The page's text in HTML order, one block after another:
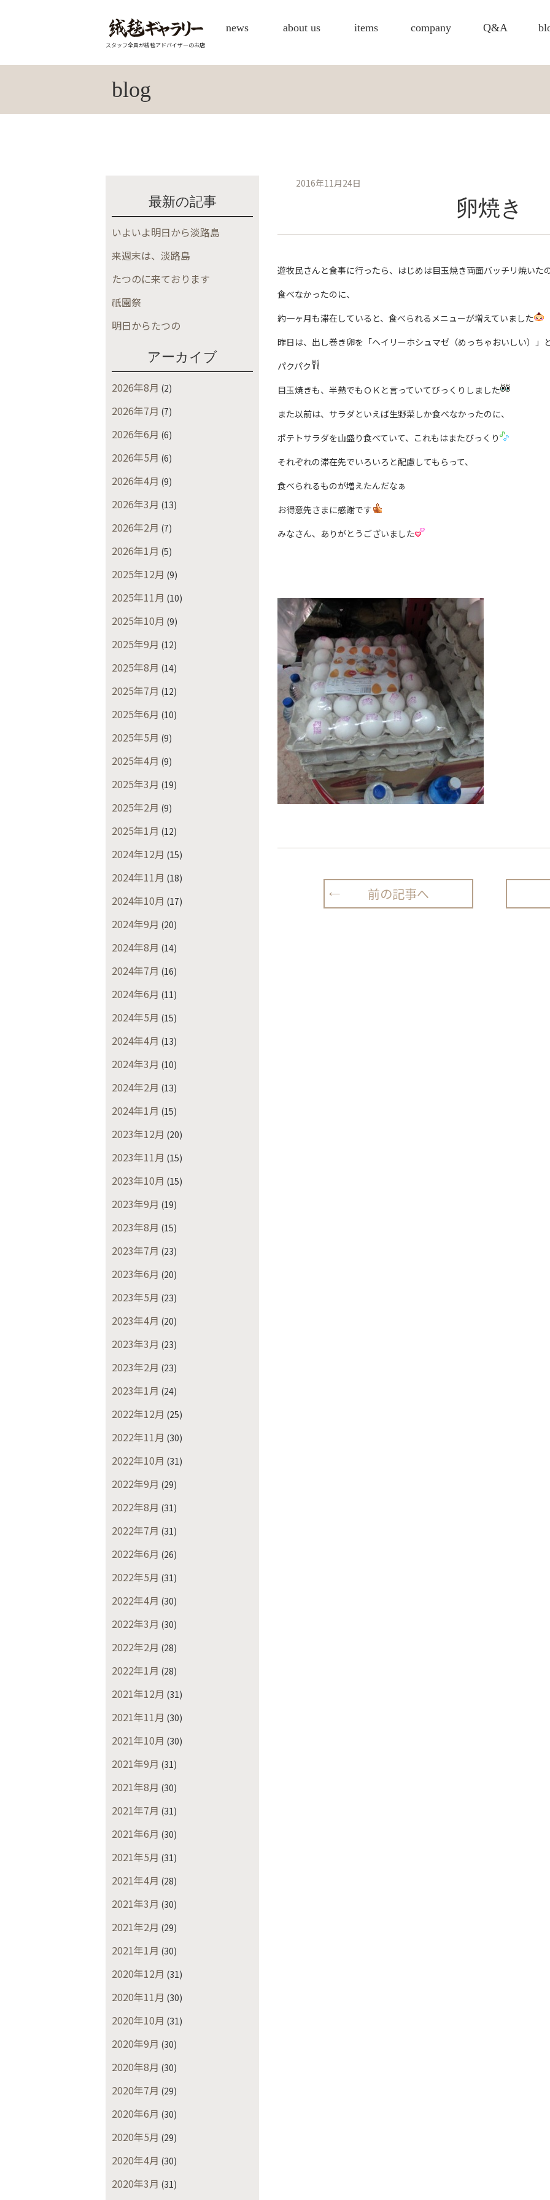
スタッフ全員が絨毯アドバイザーのお店
news about us items company Q&A
blog
最新の記事
いよいよ明日から淡路島
来週末は、淡路島
たつのに来ております
祇園祭
明日からたつの
アーカイブ
2026年8月 (2)
2026年7月 (7)
2026年6月 (6)
2026年5月 (6)
2026年4月 (9)
2026年3月 (13)
2026年2月 (7)
2026年1月 (5)
2025年12月 (9)
2025年11月 (10)
2025年10月 (9)
2025年9月 (12)
2025年8月 (14)
2025年7月 (12)
2025年6月 (10)
2025年5月 (9)
2025年4月 (9)
2025年3月 (19)
2025年2月 (9)
2025年1月 (12)
2024年12月 (15)
2024年11月 (18)
2024年10月 (17)
2024年9月 (20)
2024年8月 (14)
2024年7月 (16)
2024年6月 (11)
2024年5月 (15)
2024年4月 (13)
2024年3月 (10)
2024年2月 (13)
2024年1月 (15)
2023年12月 (20)
2023年11月 (15)
2023年10月 (15)
2023年9月 (19)
2023年8月 (15)
2023年7月 (23)
2023年6月 (20)
2023年5月 (23)
2023年4月 (20)
2023年3月 (23)
2023年2月 (23)
2023年1月 (24)
2022年12月 (25)
2022年11月 (30)
2022年10月 (31)
2022年9月 (29)
2022年8月 (31)
2022年7月 (31)
2022年6月 (26)
2022年5月 (31)
2022年4月 (30)
2022年3月 (30)
2022年2月 (28)
2022年1月 (28)
2021年12月 (31)
2021年11月 (30)
2021年10月 (30)
2021年9月 (31)
2021年8月 (30)
2021年7月 (31)
2021年6月 (30)
2021年5月 (31)
2021年4月 (28)
2021年3月 (30)
2021年2月 (29)
2021年1月 (30)
2020年12月 (31)
2020年11月 (30)
2020年10月 (31)
2020年9月 (30)
2020年8月 (30)
2020年7月 (29)
2020年6月 (30)
2020年5月 (29)
2020年4月 (30)
2020年3月 (31)
2016年11月24日
卵焼き
遊牧民さんと食事に行ったら、はじめは目玉焼き両面バッチリ焼いた
食べなかったのに、
約一ヶ月も滞在していると、食べられるメニューが増えていました
昨日は、出し巻き卵を「ヘイリーホシュマゼ（めっちゃおいしい）」と
パクパク
目玉焼きも、半熟でもＯＫと言っていてびっくりしました
また以前は、サラダといえば生野菜しか食べなかったのに、
ポテトサラダを山盛り食べていて、これもはまたびっくり
それぞれの滞在先でいろいろと配慮してもらって、
食べられるものが増えたんだなぁ
お得意先さまに感謝です
みなさん、ありがとうございました
前の記事へ